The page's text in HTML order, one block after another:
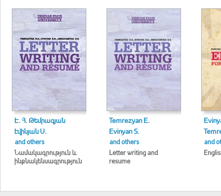
Է. Հ. Թեմրագյան
էվինյան Ս.
and others
Նամակագրություն և
ինքնակենսագրություն
Temrezyan E.
Evinyan S.
and others
Letter writing and
resume
and